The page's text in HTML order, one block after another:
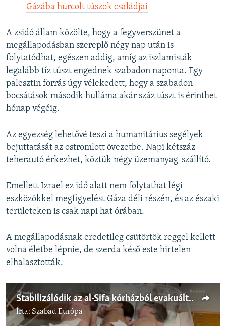
Gázába hurcolt túszok családjai
A zsidó állam közölte, hogy a fegyverszünet a
megállapodásban szereplő négy nap után is
folytatódhat, egészen addig, amíg az iszlamisták
legalább tíz túszt engednek szabadon naponta. Egy
palesztin forrás úgy vélekedett, hogy a szabadon
bocsátások második hulláma akár száz túszt is érinthet
hónap végéig.
Az egyezség lehetővé teszi a humanitárius segélyek
bejuttatását az ostromlott övezetbe. Napi kétszáz
teherautó érkezhet, köztük négy üzemanyag-szállító.
Emellett Izrael ez idő alatt nem folytathat légi
eszközökkel megfigyelést Gáza déli részén, és az északi
területeken is csak napi hat órában.
A megállapodásnak eredetileg csütörtök reggel kellett
volna életbe lépnie, de szerda késő este hirtelen
elhalasztották.
Stabilizálódik az al-Sifa kórházból evakuált koraszülöttek állapota
Írta: Szabad Európa